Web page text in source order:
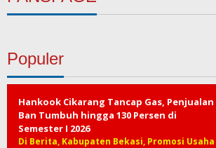
Populer
Hankook Cikarang Tancap Gas, Penjualan
Ban Tumbuh hingga 130 Persen di
Semester I 2026
Di Berita, Kabupaten Bekasi, Promosi Usaha